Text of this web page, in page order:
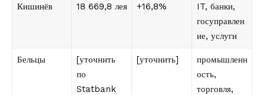
Кишинёв 18 669,8 лея +16,8%
IT, банки,
госуправлен
ие, услуги
Бельцы
[уточнить
по
Statbank
[уточнить]
промышленн
ость,
торговля,